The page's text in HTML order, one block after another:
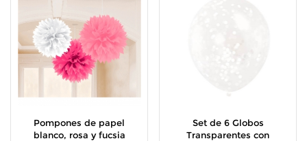
Pompones de papel
blanco, rosa y fucsia
Set de 6 Globos
Transparentes con